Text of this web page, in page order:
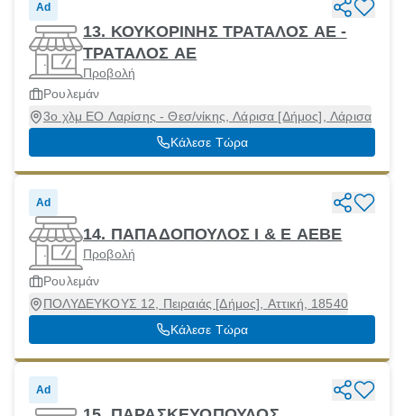
Ad
13. ΚΟΥΚΟΡΙΝΗΣ ΤΡΑΤΑΛΟΣ ΑΕ -
ΤΡΑΤΑΛΟΣ ΑΕ
Προβολή
Ρουλεμάν
3ο χλμ ΕΟ Λαρίσης - Θεσ/νίκης, Λάρισα [Δήμος], Λάρισα
Κάλεσε Τώρα
Ad
14. ΠΑΠΑΔΟΠΟΥΛΟΣ Ι & Ε ΑΕΒΕ
Προβολή
Ρουλεμάν
ΠΟΛΥΔΕΥΚΟΥΣ 12, Πειραιάς [Δήμος], Αττική, 18540
Κάλεσε Τώρα
Ad